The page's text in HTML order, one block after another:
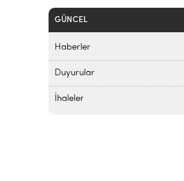
GÜNCEL
Haberler
Duyurular
İhaleler